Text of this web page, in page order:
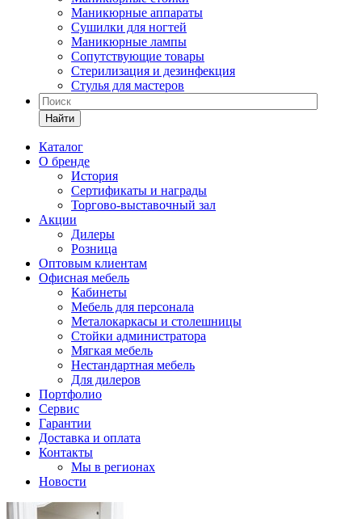
Маникюрные аппараты
Сушилки для ногтей
Маникюрные лампы
Сопутствующие товары
Стерилизация и дезинфекция
Стулья для мастеров
Найти
Каталог
О бренде
История
Сертификаты и награды
Торгово-выставочный зал
Акции
Дилеры
Розница
Оптовым клиентам
Офисная мебель
Кабинеты
Мебель для персонала
Металокаркасы и столешницы
Стойки администратора
Мягкая мебель
Нестандартная мебель
Для дилеров
Портфолио
Сервис
Гарантии
Доставка и оплата
Контакты
Мы в регионах
Новости